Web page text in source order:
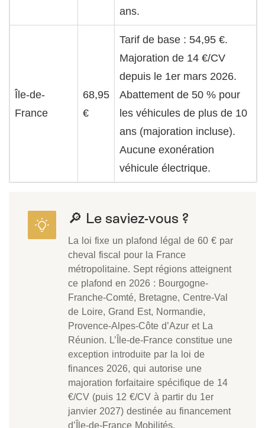
ans.
Île-de-
France
68,95
€
Tarif de base : 54,95 €.
Majoration de 14 €/CV
depuis le 1er mars 2026.
Abattement de 50 % pour
les véhicules de plus de 10
ans (majoration incluse).
Aucune exonération
véhicule électrique.
🔎 Le saviez-vous ?
La loi fixe un plafond légal de 60 € par
cheval fiscal pour la France
métropolitaine. Sept régions atteignent
ce plafond en 2026 : Bourgogne-
Franche-Comté, Bretagne, Centre-Val
de Loire, Grand Est, Normandie,
Provence-Alpes-Côte d’Azur et La
Réunion. L’Île-de-France constitue une
exception introduite par la loi de
finances 2026, qui autorise une
majoration forfaitaire spécifique de 14
€/CV (puis 12 €/CV à partir du 1er
janvier 2027) destinée au financement
d’Île-de-France Mobilités.